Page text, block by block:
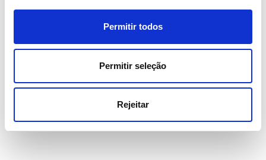
Permitir todos
Permitir seleção
Rejeitar